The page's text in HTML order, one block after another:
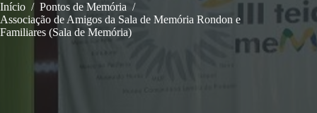
Início / Pontos de Memória /
Associação de Amigos da Sala de Memória Rondon e
Familiares (Sala de Memória)